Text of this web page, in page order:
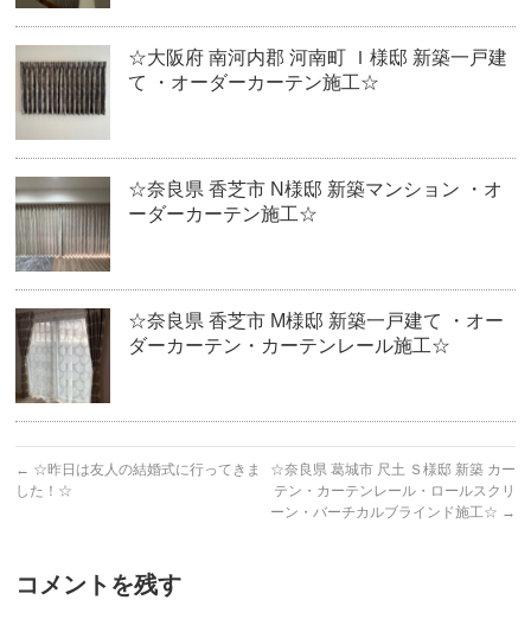
☆大阪府 南河内郡 河南町 Ｉ様邸 新築一戸建
て ・オーダーカーテン施工☆
☆奈良県 香芝市 N様邸 新築マンション ・オ
ーダーカーテン施工☆
☆奈良県 香芝市 M様邸 新築一戸建て ・オー
ダーカーテン・カーテンレール施工☆
← ☆昨日は友人の結婚式に行ってきま
した！☆
☆奈良県 葛城市 尺土 Ｓ様邸 新築 カー
テン・カーテンレール・ロールスクリ
ーン・バーチカルブラインド施工☆ →
コメントを残す